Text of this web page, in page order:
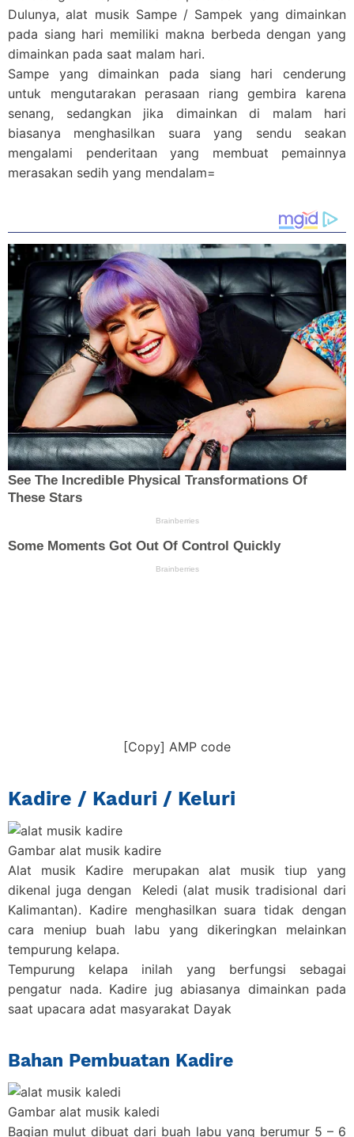
Dulunya, alat musik Sampe / Sampek yang dimainkan
pada siang hari memiliki makna berbeda dengan yang
dimainkan pada saat malam hari.
Sampe yang dimainkan pada siang hari cenderung
untuk mengutarakan perasaan riang gembira karena
senang, sedangkan jika dimainkan di malam hari
biasanya menghasilkan suara yang sendu seakan
mengalami penderitaan yang membuat pemainnya
merasakan sedih yang mendalam=
[Copy] AMP code
Kadire / Kaduri / Keluri
Gambar alat musik kadire
Alat musik Kadire merupakan alat musik tiup yang
dikenal juga dengan Keledi (alat musik tradisional dari
Kalimantan). Kadire menghasilkan suara tidak dengan
cara meniup buah labu yang dikeringkan melainkan
tempurung kelapa.
Tempurung kelapa inilah yang berfungsi sebagai
pengatur nada. Kadire jug abiasanya dimainkan pada
saat upacara adat masyarakat Dayak
Bahan Pembuatan Kadire
Gambar alat musik kaledi
Bagian mulut dibuat dari buah labu yang berumur 5 – 6